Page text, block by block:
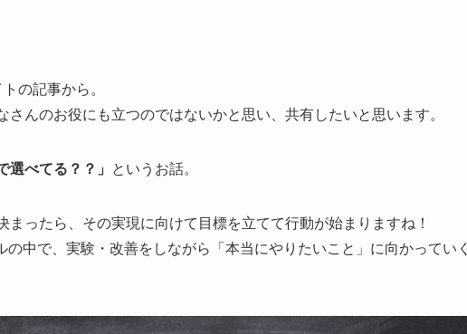
の記事から。
んのお役にも立つのではないかと思い、共有したいと思います。
選べてる？？」 というお話。
まったら、その実現に向けて目標を立てて行動が始まりますね！
中で、実験・改善をしながら「本当にやりたいこと」に向かっていく